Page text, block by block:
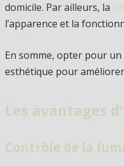
domicile. Par ailleurs, la
l’apparence et la
En somme, opter pour un
esthétique pour
Les avantages
Contrôle de la